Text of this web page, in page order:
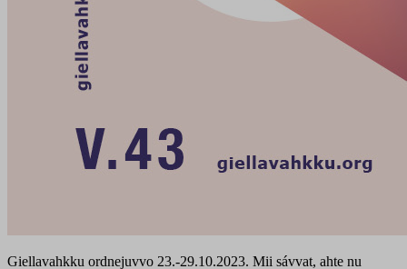
Giellavahkku ordnejuvvo 23.-29.10.2023. Mii sávvat, ahte nu